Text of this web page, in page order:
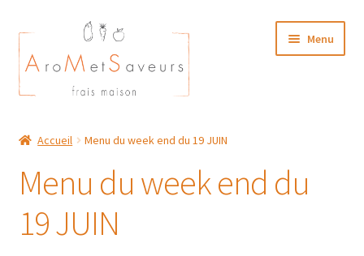
Aller
à
la
navigation
Aller
au
contenu
Menu
Accueil Menu du week end du 19 JUIN
Menu du week end du
19 JUIN